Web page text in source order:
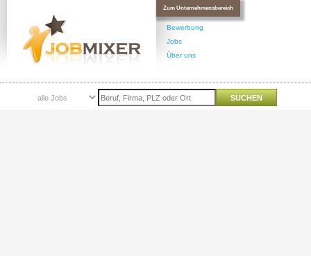
Zum Unternehmensbereich
Bewerbung
Jobs
Über uns